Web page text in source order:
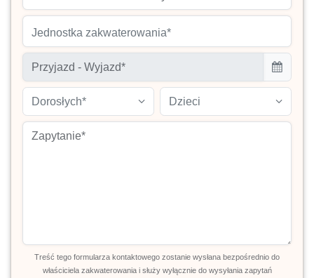
Jednostka zakwaterowania*
Dorosłych* Dzieci
Treść tego formularza kontaktowego zostanie wysłana bezpośrednio do
właściciela zakwaterowania i służy wyłącznie do wysyłania zapytań